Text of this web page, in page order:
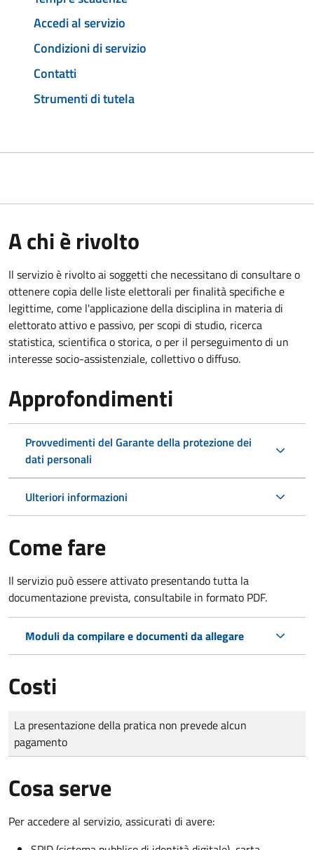
Accedi al servizio
Condizioni di servizio
Contatti
Strumenti di tutela
A chi è rivolto
Il servizio è rivolto ai soggetti che necessitano di consultare o
ottenere copia delle liste elettorali per finalità specifiche e
legittime, come l'applicazione della disciplina in materia di
elettorato attivo e passivo, per scopi di studio, ricerca
statistica, scientifica o storica, o per il perseguimento di un
interesse socio-assistenziale, collettivo o diffuso.
Approfondimenti
Provvedimenti del Garante della protezione dei
dati personali
Ulteriori informazioni
Come fare
Il servizio può essere attivato presentando tutta la
documentazione prevista, consultabile in formato PDF.
Moduli da compilare e documenti da allegare
Costi
Tipo di pagamento
Importo
La presentazione della pratica non prevede alcun
pagamento
Cosa serve
Per accedere al servizio, assicurati di avere: